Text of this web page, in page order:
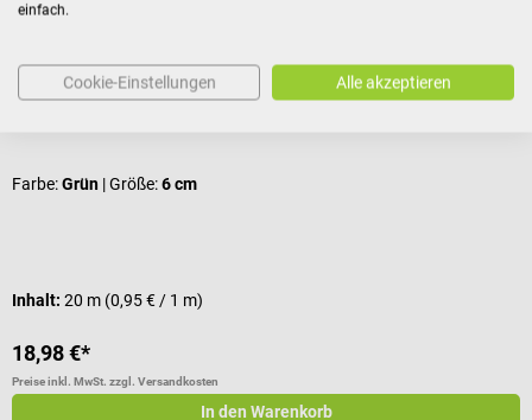
SSB
Farbe:Grün | Größe:6 cm
Inhalt: 20 m (0,95 € / 1 m)
18,98 €*
Preise inkl. MwSt. zzgl. Versandkosten
In den Warenkorb
einfach.
Cookie-Einstellungen Alle akzeptieren